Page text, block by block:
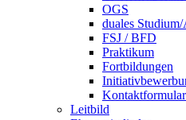
OGS
duales
FSJ / BFD
Praktikum
Fortbildungen
Leitbild